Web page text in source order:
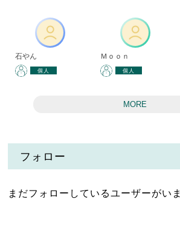
石やん
個人
Ｍｏｏｎ
個人
MORE
フォロー
まだフォローしているユーザーがい